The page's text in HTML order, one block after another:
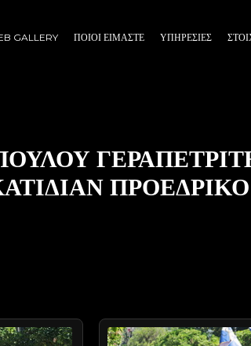
GALLERY ΠΟΙΟΙ ΕΊΜΑΣΤΕ ΥΠΗΡΕΣΊΕΣ
ΠΡΟΕΔΡΙΚΟ